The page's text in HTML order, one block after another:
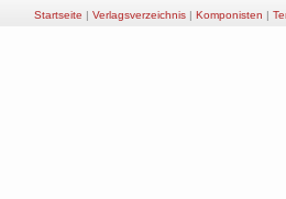
Startseite | Verlagsverzeichnis| Komponisten |